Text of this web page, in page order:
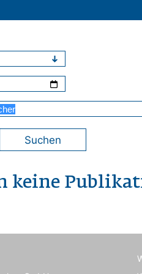
Suchen
keine